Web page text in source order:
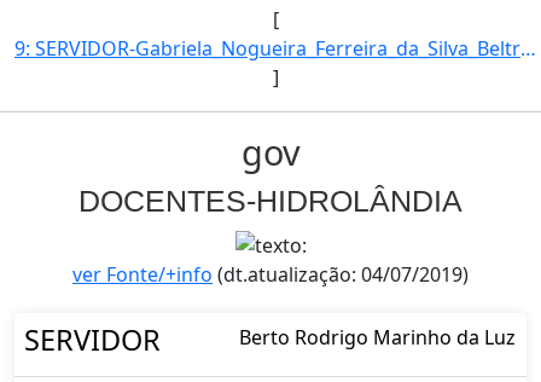
[
9: SERVIDOR-Gabriela_Nogueira_Ferreira_da_Silva_Beltrao-ATIVIDADE-Docente-UNIDADE_EM_EXERCICIO-UENS-HID]
]
gov
DOCENTES-HIDROLÂNDIA
ver Fonte/+info (dt.atualização: 04/07/2019)
SERVIDOR Berto Rodrigo Marinho da Luz